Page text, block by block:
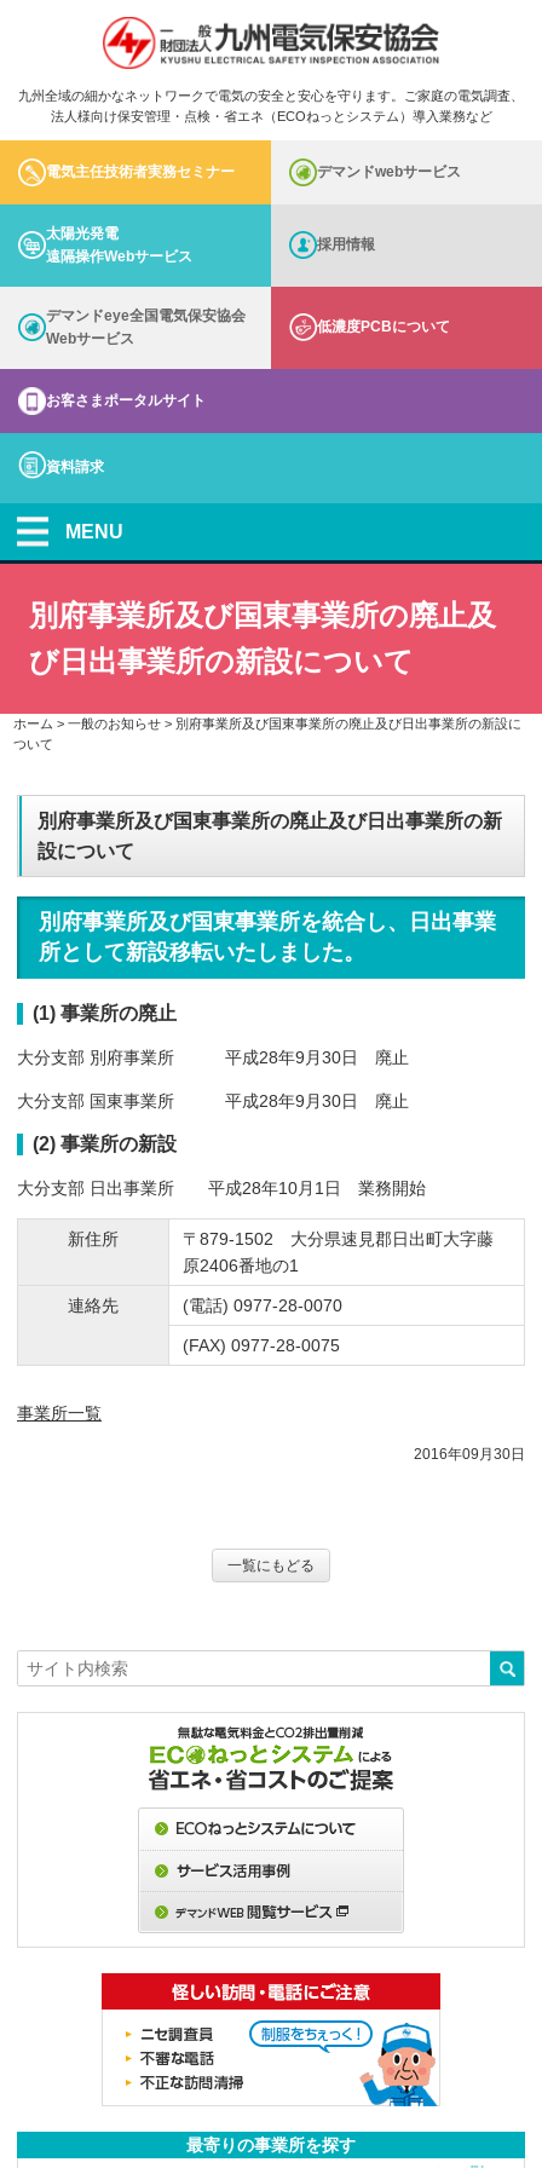
九州全域の細かなネットワークで電気の安全と安心を守ります。ご家庭の電気調査、
法人様向け保安管理・点検・省エネ（ECOねっとシステム）導入業務など
電気主任技術者実務セミナー デマンドwebサービス
太陽光発電
遠隔操作Webサービス
採用情報
デマンドeye全国電気保安協会
Webサービス
低濃度PCBについて
お客さまポータルサイト
資料請求
MENU
別府事業所及び国東事業所の廃止及
び日出事業所の新設について
ホーム > 一般のお知らせ > 別府事業所及び国東事業所の廃止及び日出事業所の新設に
ついて
別府事業所及び国東事業所の廃止及び日出事業所の新
設について
別府事業所及び国東事業所を統合し、日出事業
所として新設移転いたしました。
(1) 事業所の廃止
大分支部 別府事業所 平成28年9月30日 廃止
大分支部 国東事業所 平成28年9月30日 廃止
(2) 事業所の新設
大分支部 日出事業所 平成28年10月1日 業務開始
新住所
〒879-1502 大分県速見郡日出町大字藤
原2406番地の1
連絡先 (電話) 0977-28-0070
(FAX) 0977-28-0075
事業所一覧
2016年09月30日
一覧にもどる
最寄りの事業所を探す